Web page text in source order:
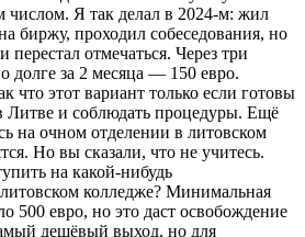
числом. Я так делал в 2024-м: жил
биржу, проходил собеседования, но
отмечаться. Через три
долге за 2 месяца — 150 евро.
что этот вариант только если готовы
Литве и соблюдать процедуры. Ещё
на очном отделении в литовском
Но вы сказали, что не учитесь.
на какой-нибудь
колледже? Минимальная
500 евро, но это даст освобождение
дешёвый выход, но для